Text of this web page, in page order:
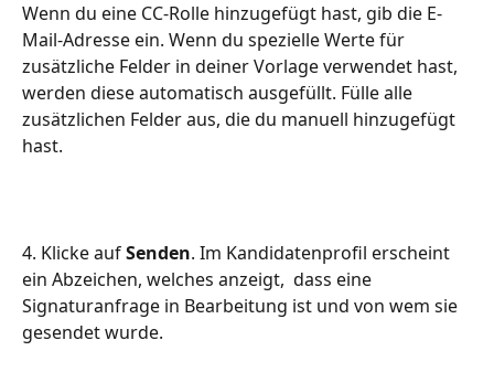
Wenn du eine CC-Rolle hinzugefügt hast, gib die E-
Mail-Adresse ein. Wenn du spezielle Werte für
zusätzliche Felder in deiner Vorlage verwendet hast,
werden diese automatisch ausgefüllt. Fülle alle
zusätzlichen Felder aus, die du manuell hinzugefügt
hast.
4. Klicke auf Senden. Im Kandidatenprofil erscheint
ein Abzeichen, welches anzeigt,  dass eine
Signaturanfrage in Bearbeitung ist und von wem sie
gesendet wurde.